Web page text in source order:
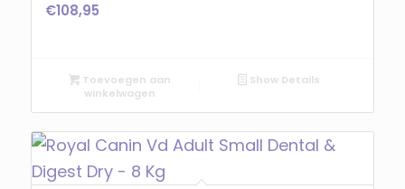
€108,95
Toevoegen aan
winkelwagen
Show Details